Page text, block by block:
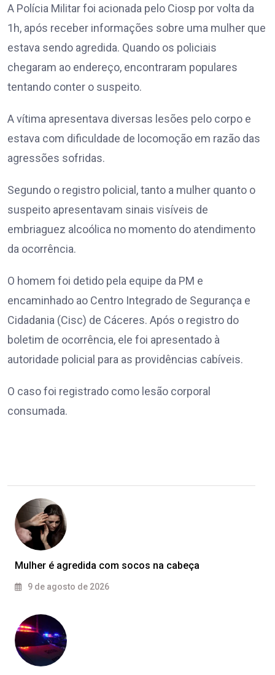
A Polícia Militar foi acionada pelo Ciosp por volta da
1h, após receber informações sobre uma mulher que
estava sendo agredida. Quando os policiais
chegaram ao endereço, encontraram populares
tentando conter o suspeito.
A vítima apresentava diversas lesões pelo corpo e
estava com dificuldade de locomoção em razão das
agressões sofridas.
Segundo o registro policial, tanto a mulher quanto o
suspeito apresentavam sinais visíveis de
embriaguez alcoólica no momento do atendimento
da ocorrência.
O homem foi detido pela equipe da PM e
encaminhado ao Centro Integrado de Segurança e
Cidadania (Cisc) de Cáceres. Após o registro do
boletim de ocorrência, ele foi apresentado à
autoridade policial para as providências cabíveis.
O caso foi registrado como lesão corporal
consumada.
Mulher é agredida com socos na cabeça
9 de agosto de 2026